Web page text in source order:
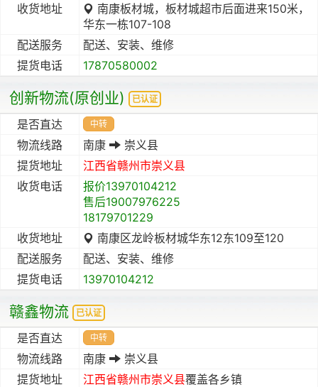
收货地址
南康板材城，板材城超市后面进来150米，
华东一栋107-108
配送服务
配送、安装、维修
提货电话
17870580002
创新物流(原创业) 已认证
是否直达 中转
物流线路 南康
崇义县
提货地址
江西省赣州市崇义县
收货电话
报价13970104212
售后19007976225
18179701229
收货地址
南康区龙岭板材城华东12东109至120
配送服务
配送、安装、维修
提货电话
13970104212
赣鑫物流 已认证
是否直达 中转
物流线路 南康
崇义县
提货地址
江西省赣州市崇义县覆盖各乡镇